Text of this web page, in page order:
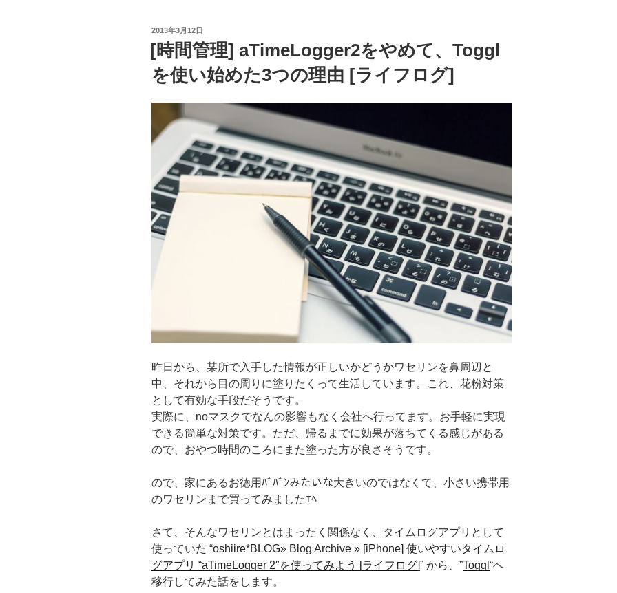
れ
ば
良
い
な
い
を]”
の
投
稿
日:
2013年3月12日
[時間管理] aTimeLogger2をやめて、Toggl
を使い始めた3つの理由 [ライフログ]
昨日から、某所で入手した情報が正しいかどうかワセリンを鼻周辺と
中、それから目の周りに塗りたくって生活しています。これ、花粉対策
として有効な手段だそうです。
実際に、noマスクでなんの影響もなく会社へ行ってます。お手軽に実現
できる簡単な対策です。ただ、帰るまでに効果が落ちてくる感じがある
ので、おやつ時間のころにまた塗った方が良さそうです。
ので、家にあるお徳用ﾊﾞﾊﾞﾝみたいな大きいのではなくて、小さい携帯用
のワセリンまで買ってみましたｴﾍ
さて、そんなワセリンとはまったく関係なく、タイムログアプリとして
使っていた “oshiire*BLOG» Blog Archive » [iPhone] 使いやすいタイムロ
グアプリ “aTimeLogger 2″を使ってみよう [ライフログ]” から、”Toggl “へ
移行してみた話をします。